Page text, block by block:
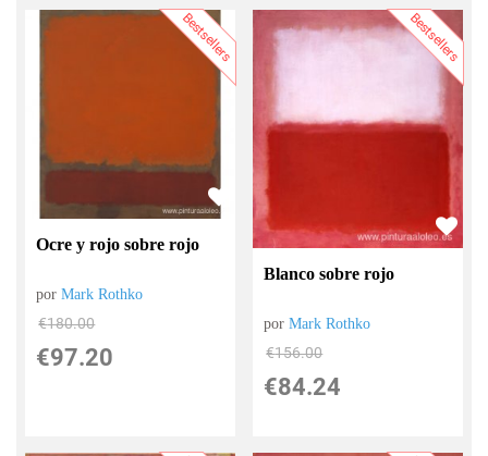
Bestsellers
Ocre y rojo sobre rojo
porMark Rothko
€180.00
€97.20
Bestsellers
Blanco sobre rojo
porMark Rothko
€156.00
€84.24